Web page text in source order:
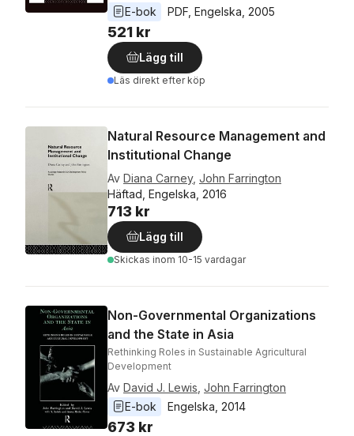
E-bok
PDF Engelska 2005
521 kr
Lägg till
Läs direkt efter köp
Natural Resource Management and
Institutional Change
Av Diana Carney, John Farrington
Häftad, Engelska, 2016
713 kr
Lägg till
Skickas inom 10-15 vardagar
Non-Governmental Organizations
and the State in Asia
Rethinking Roles in Sustainable Agricultural
Development
Av David J. Lewis John Farrington
E-bok
Engelska 2014
673 kr